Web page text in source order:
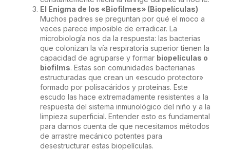
El Enigma de los «Biofilmes» (Biopelículas)
Muchos padres se preguntan por qué el moco a
veces parece imposible de erradicar. La
microbiología nos da la respuesta: las bacterias
que colonizan la vía respiratoria superior tienen la
capacidad de agruparse y formar biopelículas o
biofilms. Estas son comunidades bacterianas
estructuradas que crean un «escudo protector»
formado por polisacáridos y proteínas. Este
escudo las hace extremadamente resistentes a la
respuesta del sistema inmunológico del niño y a la
limpieza superficial. Entender esto es fundamental
para darnos cuenta de que necesitamos métodos
de arrastre mecánico potentes para
desestructurar estas biopelículas.